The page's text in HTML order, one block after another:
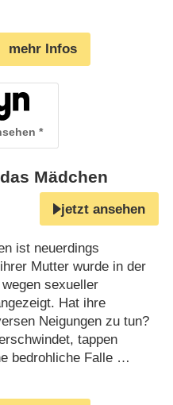
mehr Infos
Mädchen
jetzt ansehen
ist neuerdings
Mutter wurde in der
sexueller
Hat ihre
Neigungen zu tun?
tappen
bedrohliche Falle …